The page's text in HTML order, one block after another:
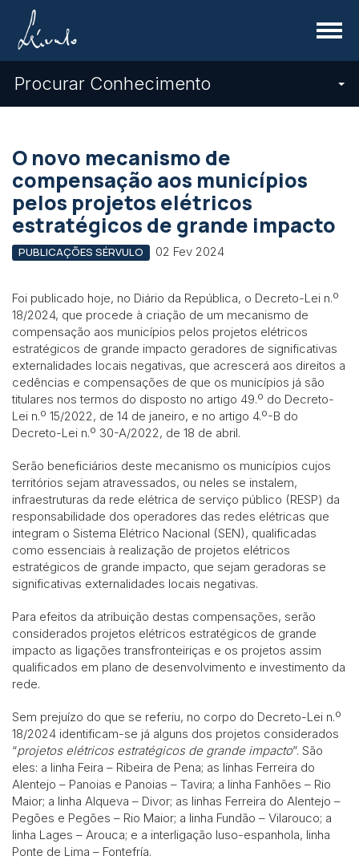
Menu
Procurar Conhecimento
O novo mecanismo de
compensação aos municípios
pelos projetos elétricos
estratégicos de grande impacto
PUBLICAÇÕES SÉRVULO 02 Fev 2024
Foi publicado hoje, no Diário da República, o Decreto-Lei n.º
18/2024, que procede à criação de um mecanismo de
compensação aos municípios pelos projetos elétricos
estratégicos de grande impacto geradores de significativas
externalidades locais negativas, que acrescerá aos direitos a
cedências e compensações de que os municípios já são
titulares nos termos do disposto no artigo 49.º do Decreto-
Lei n.º 15/2022, de 14 de janeiro, e no artigo 4.º-B do
Decreto-Lei n.º 30-A/2022, de 18 de abril.
Serão beneficiários deste mecanismo os municípios cujos
territórios sejam atravessados, ou neles se instalem,
infraestruturas da rede elétrica de serviço público (RESP) da
responsabilidade dos operadores das redes elétricas que
integram o Sistema Elétrico Nacional (SEN), qualificadas
como essenciais à realização de projetos elétricos
estratégicos de grande impacto, que sejam geradoras se
significativas externalidades locais negativas.
Para efeitos da atribuição destas compensações, serão
considerados projetos elétricos estratégicos de grande
impacto as ligações transfronteiriças e os projetos assim
qualificados em plano de desenvolvimento e investimento da
rede.
Sem prejuízo do que se referiu, no corpo do Decreto-Lei n.º
18/2024 identificam-se já alguns dos projetos considerados
“projetos elétricos estratégicos de grande impacto”. São
eles: a linha Feira – Ribeira de Pena; as linhas Ferreira do
Alentejo – Panoias e Panoias – Tavira; a linha Fanhões – Rio
Maior; a linha Alqueva – Divor; as linhas Ferreira do Alentejo –
Pegões e Pegões – Rio Maior; a linha Fundão – Vilarouco; a
linha Lages – Arouca; e a interligação luso-espanhola, linha
Ponte de Lima – Fontefría.